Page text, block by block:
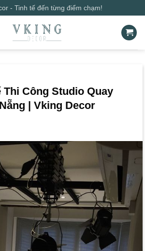
- Tinh tế đến từng điểm chạm!
Thi Công Studio Quay
| Vking Decor